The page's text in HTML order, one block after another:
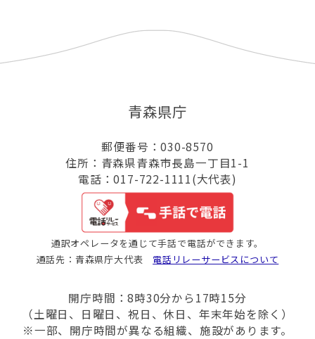
青森県庁
郵便番号：030-8570
住所：青森県青森市長島一丁目1-1
電話：017-722-1111(大代表)
通訳オペレータを通じて手話で電話ができます。
通話先：青森県庁大代表 電話リレーサービスについて
開庁時間：8時30分から17時15分
（土曜日、日曜日、祝日、休日、年末年始を除く）
※一部、開庁時間が異なる組織、施設があります。